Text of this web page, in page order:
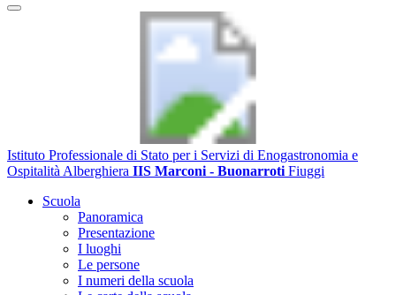
Istituto Professionale di Stato per i Servizi di Enogastronomia e
Ospitalità Alberghiera IIS Marconi - Buonarroti Fiuggi
Scuola
Panoramica
Presentazione
I luoghi
Le persone
I numeri della scuola